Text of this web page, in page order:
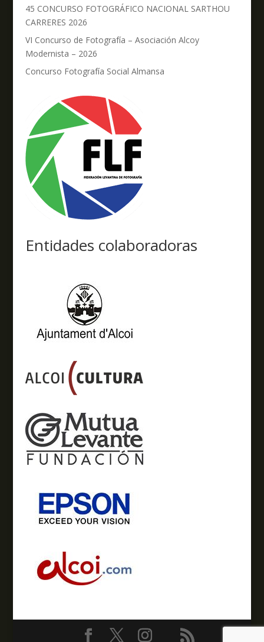
45 CONCURSO FOTOGRÁFICO NACIONAL SARTHOU
CARRERES 2026
VI Concurso de Fotografía – Asociación Alcoy
Modernista – 2026
Concurso Fotografía Social Almansa
Entidades colaboradoras